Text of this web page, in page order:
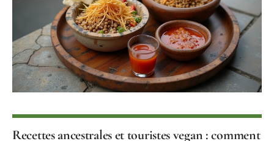
Recettes ancestrales et touristes vegan : comment